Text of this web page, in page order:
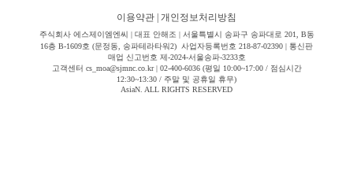
이용약관 개인정보처리방침
주식회사 에스제이엠엔씨 | 대표 안해조 | 서울특별시 송파구 송파대로 201, B동
16층 B-1609호 (문정동, 송파테라타워2) 사업자등록번호 218-87-02390 | 통신판
매업 신고번호 제-2024-서울송파-3233호
고객센터 cs_moa@sjmnc.co.kr | 02-400-6036 (평일 10:00~17:00 / 점심시간
12:30~13:30 / 주말 및 공휴일 휴무)
AsiaN. ALL RIGHTS RESERVED